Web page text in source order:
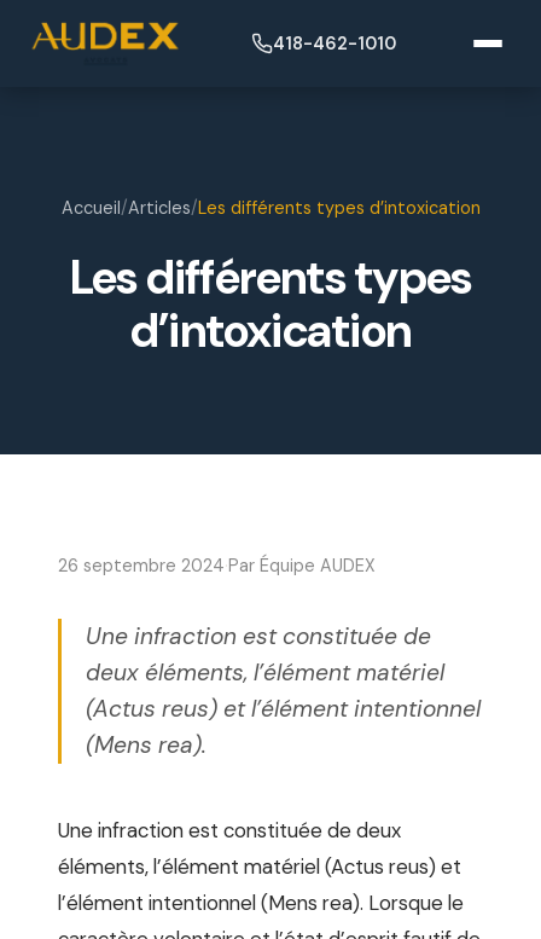
418-462-1010
Accueil/Articles/Les différents types d’intoxication
Les différents types
d’intoxication
26 septembre 2024·Par Équipe AUDEX
Une infraction est constituée de
deux éléments, l’élément matériel
(Actus reus) et l’élément intentionnel
(Mens rea).
Une infraction est constituée de deux
éléments, l’élément matériel (Actus reus) et
l’élément intentionnel (Mens rea). Lorsque le